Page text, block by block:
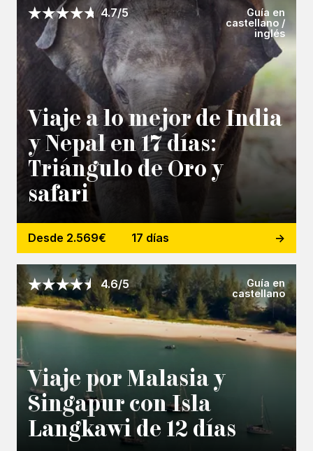
4.7/5
Guía en
castellano /
inglés
Viaje a lo mejor de India
y Nepal en 17 días:
Triángulo de Oro y
safari
Desde 2.569€ 17 días
4.6/5
Guía en
castellano
Viaje por Malasia y
Singapur con Isla
Langkawi de 12 días